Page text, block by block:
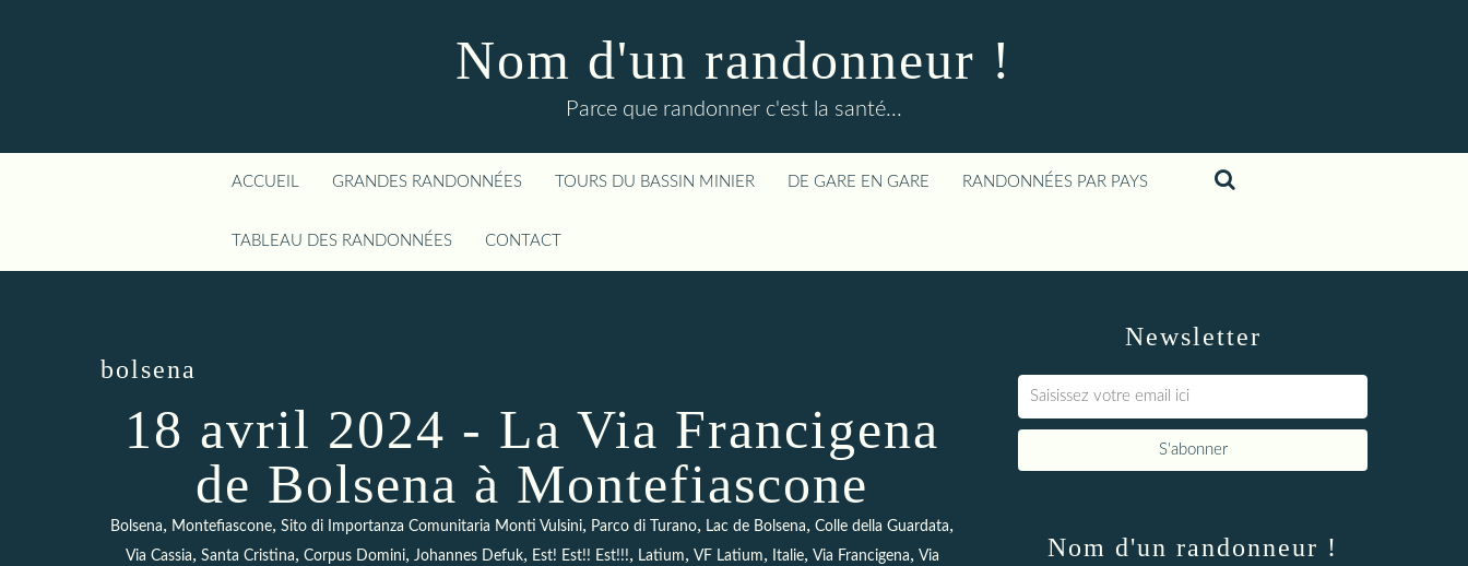
Nom d'un randonneur !
Parce que randonner c'est la santé...
ACCUEIL GRANDES RANDONNÉES TOURS DU BASSIN MINIER DE GARE EN GARE RANDONNÉES PAR PAYS
TABLEAU DES RANDONNÉES CONTACT
bolsena
18 avril 2024 - La Via Francigena
de Bolsena à Montefiascone
Bolsena, Montefiascone, Sito di Importanza Comunitaria Monti Vulsini, Parco di Turano, Lac de Bolsena, Colle della Guardata,
Via Cassia, Santa Cristina, Corpus Domini, Johannes Defuk, Est! Est!! Est!!!, Latium, VF Latium, Italie, Via Francigena, Via
Newsletter
Nom d'un randonneur !